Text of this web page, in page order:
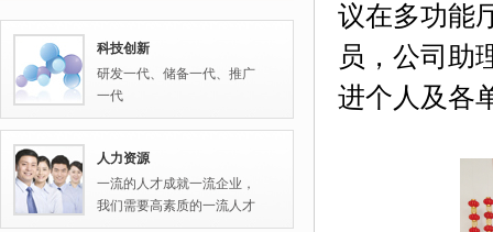
科技创新
研发一代、储备一代、推广
一代
人力资源
一流的人才成就一流企业，
我们需要高素质的一流人才
议在多功能
员，公司助
进个人及各